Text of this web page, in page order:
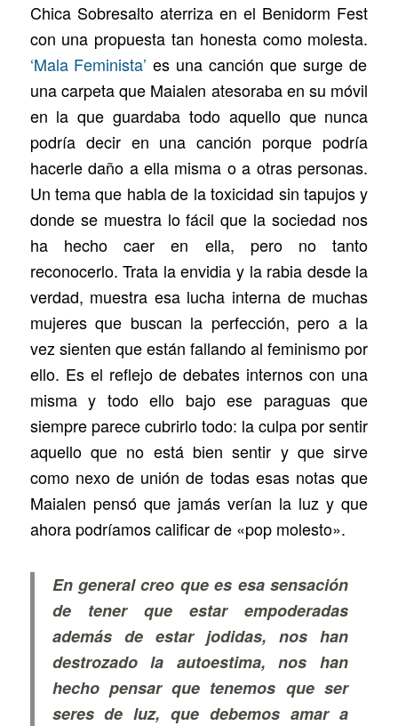
Chica Sobresalto aterriza en el Benidorm Fest
con una propuesta tan honesta como molesta.
‘Mala Feminista’ es una canción que surge de
una carpeta que Maialen atesoraba en su móvil
en la que guardaba todo aquello que nunca
podría decir en una canción porque podría
hacerle daño a ella misma o a otras personas.
Un tema que habla de la toxicidad sin tapujos y
donde se muestra lo fácil que la sociedad nos
ha hecho caer en ella, pero no tanto
reconocerlo. Trata la envidia y la rabia desde la
verdad, muestra esa lucha interna de muchas
mujeres que buscan la perfección, pero a la
vez sienten que están fallando al feminismo por
ello. Es el reflejo de debates internos con una
misma y todo ello bajo ese paraguas que
siempre parece cubrirlo todo: la culpa por sentir
aquello que no está bien sentir y que sirve
como nexo de unión de todas esas notas que
Maialen pensó que jamás verían la luz y que
ahora podríamos calificar de «pop molesto».
En general creo que es esa sensación
de tener que estar empoderadas
además de estar jodidas, nos han
destrozado la autoestima, nos han
hecho pensar que tenemos que ser
seres de luz, que debemos amar a